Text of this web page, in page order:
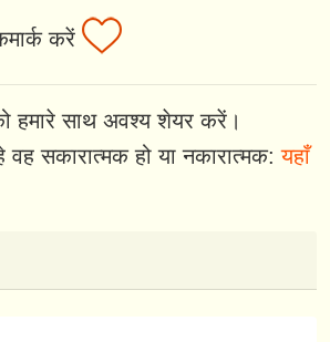
करें
हमारे साथ अवश्य शेयर करें।
सकारात्मक हो या नकारात्मक:यहाँ